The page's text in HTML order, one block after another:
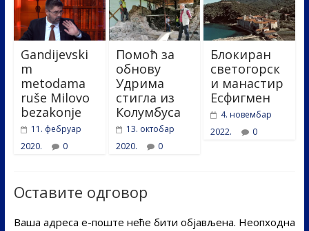
Gandijevski
m
metodama
ruše Milovo
bezakonje
11. фебруар
2020.
0
Помоћ за
обнову
Удрима
стигла из
Колумбуса
13. октобар
2020.
0
Блокиран
светогорск
и манастир
Есфигмен
4. новембар
2022.
0
Оставите одговор
Ваша адреса е-поште неће бити објављена. Неопходна